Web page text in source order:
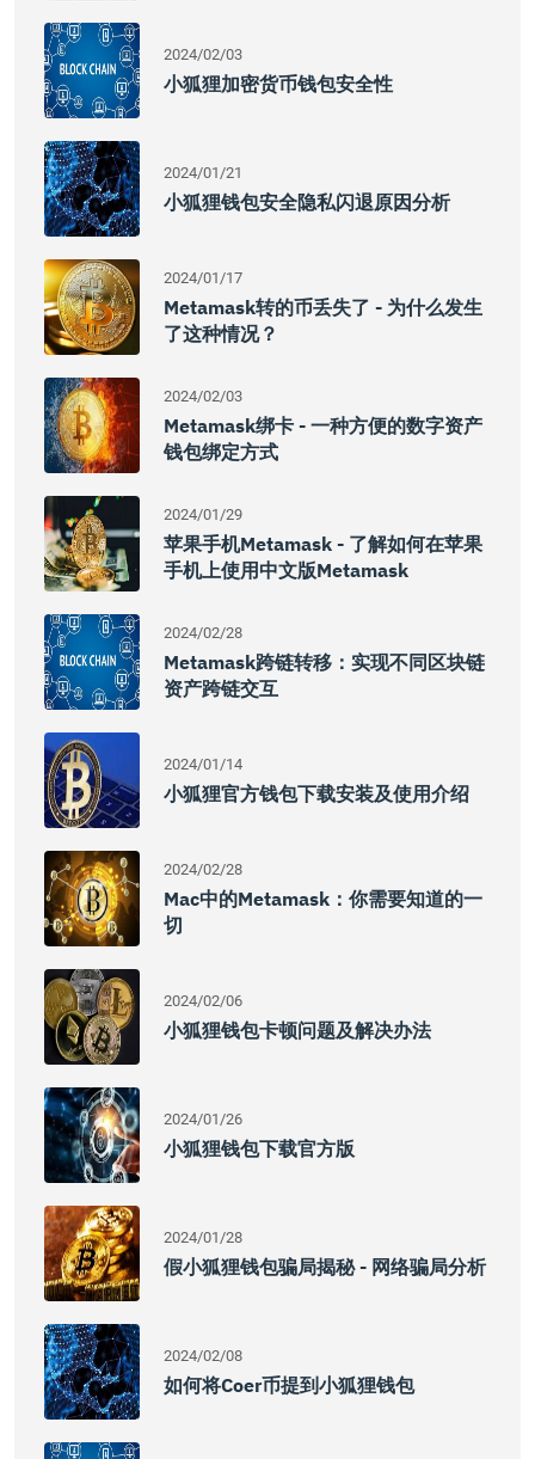
2024/02/03
小狐狸加密货币钱包安全性
2024/01/21
小狐狸钱包安全隐私闪退原因分析
2024/01/17
Metamask转的币丢失了 - 为什么发生
了这种情况？
2024/02/03
Metamask绑卡 - 一种方便的数字资产
钱包绑定方式
2024/01/29
苹果手机Metamask - 了解如何在苹果
手机上使用中文版Metamask
2024/02/28
Metamask跨链转移：实现不同区块链
资产跨链交互
2024/01/14
小狐狸官方钱包下载安装及使用介绍
2024/02/28
Mac中的Metamask：你需要知道的一
切
2024/02/06
小狐狸钱包卡顿问题及解决办法
2024/01/26
小狐狸钱包下载官方版
2024/01/28
假小狐狸钱包骗局揭秘 - 网络骗局分析
2024/02/08
如何将coer币提到小狐狸钱包